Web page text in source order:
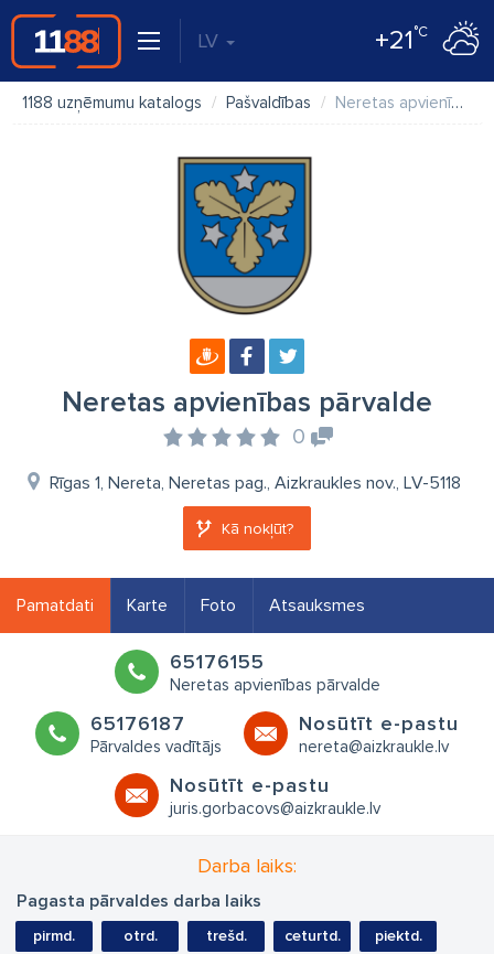
LV +21°C
1188 uzņēmumu katalogs Pašvaldības Neretas apvienības pārvalde
Neretas apvienības pārvalde
0
Rīgas 1, Nereta, Neretas pag., Aizkraukles nov., LV-5118
Kā nokļūt?
Pamatdati Karte Foto Atsauksmes
65176155
Neretas apvienības pārvalde
65176187
Pārvaldes vadītājs
Nosūtīt e-pastu
nereta@aizkraukle.lv
Nosūtīt e-pastu
juris.gorbacovs@aizkraukle.lv
Darba laiks:
Pagasta pārvaldes darba laiks
pirmd. otrd. trešd. ceturtd. piektd.